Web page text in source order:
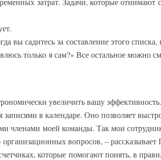
вы садитесь за составление этого
только я сам?» Все остальное можно
увеличить вашу эффективность.
в календаре. Оно позволяет
членами моей команды. Так мои
вопросов, – рассказывает
которые помогают понять, в